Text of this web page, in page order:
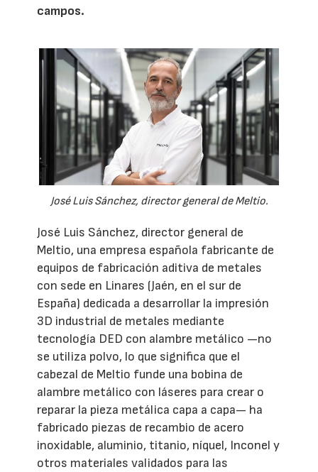
campos.
José Luis Sánchez, director general de Meltio.
José Luis Sánchez, director general de
Meltio, una empresa española fabricante de
equipos de fabricación aditiva de metales
con sede en Linares (Jaén, en el sur de
España) dedicada a desarrollar la impresión
3D industrial de metales mediante
tecnología DED con alambre metálico —no
se utiliza polvo, lo que significa que el
cabezal de Meltio funde una bobina de
alambre metálico con láseres para crear o
reparar la pieza metálica capa a capa— ha
fabricado piezas de recambio de acero
inoxidable, aluminio, titanio, níquel, Inconel y
otros materiales validados para las